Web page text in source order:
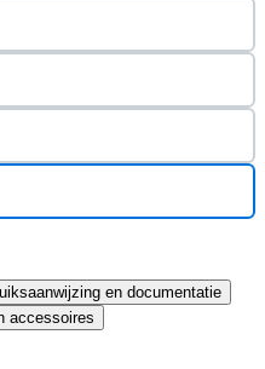
en documentatie
accessoires